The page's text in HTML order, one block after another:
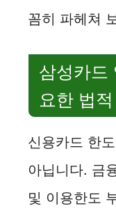
꼼히 파헤쳐
삼성카드
요한 법
신용카드 한
아닙니다. 금
및 이용한도